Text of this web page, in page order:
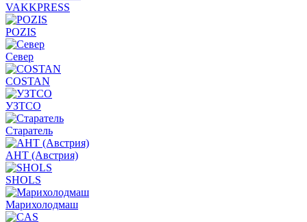
VAKKPRESS
POZIS
Север
COSTAN
УЗТСО
Старатель
АНТ (Австрия)
SHOLS
Марихолодмаш